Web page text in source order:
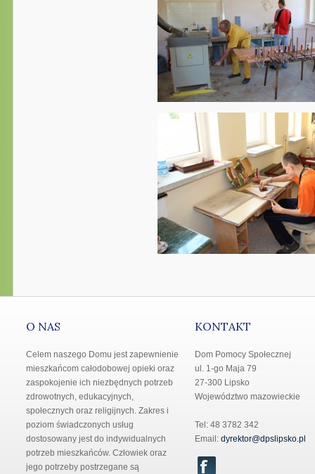
O NAS
Celem naszego Domu jest zapewnienie
mieszkańcom całodobowej opieki oraz
zaspokojenie ich niezbędnych potrzeb
zdrowotnych, edukacyjnych,
społecznych oraz religijnych. Zakres i
poziom świadczonych usług
dostosowany jest do indywidualnych
potrzeb mieszkańców. Człowiek oraz
jego potrzeby postrzegane są
KONTAKT
Dom Pomocy Społecznej
ul. 1-go Maja 79
27-300 Lipsko
Województwo mazowieckie
Tel: 48 3782 342
Email: dyrektor@dpslipsko.pl